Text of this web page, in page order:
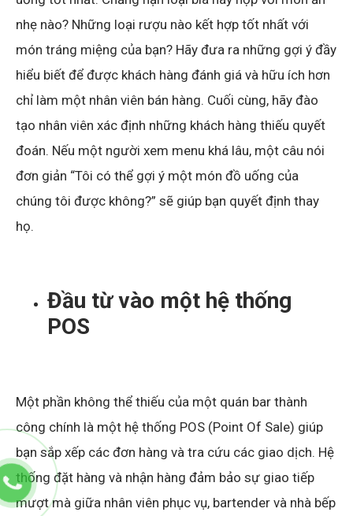
nhẹ nào? Những loại rượu nào kết hợp tốt nhất với
món tráng miệng của bạn? Hãy đưa ra những gợi ý đầy
hiểu biết để được khách hàng đánh giá và hữu ích hơn
chỉ làm một nhân viên bán hàng. Cuối cùng, hãy đào
tạo nhân viên xác định những khách hàng thiếu quyết
đoán. Nếu một người xem menu khá lâu, một câu nói
đơn giản “Tôi có thể gợi ý một món đồ uống của
chúng tôi được không?” sẽ giúp bạn quyết định thay
họ.
Đầu từ vào một hệ thống
POS
Một phần không thể thiếu của một quán bar thành
công chính là một hệ thống POS (Point Of Sale) giúp
bạn sắp xếp các đơn hàng và tra cứu các giao dịch. Hệ
thống đặt hàng và nhận hàng đảm bảo sự giao tiếp
mượt mà giữa nhân viên phục vụ, bartender và nhà bếp